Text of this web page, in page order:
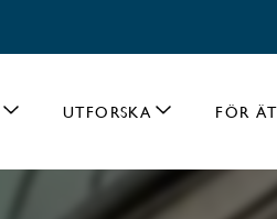
UTFORSKA FÖR